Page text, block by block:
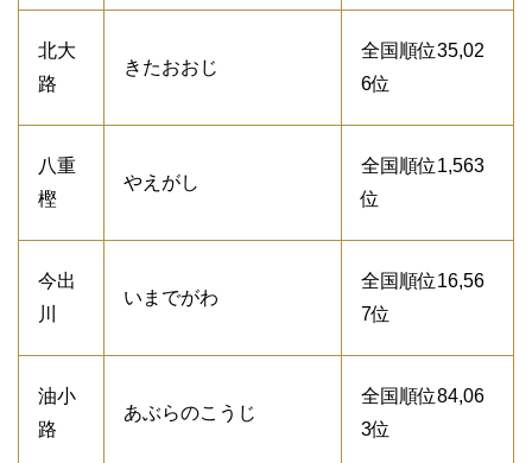
北大
路
きたおおじ
全国順位35,02
6位
八重
樫
やえがし
全国順位1,563
位
今出
川
いまでがわ
全国順位16,56
7位
油小
路
あぶらのこうじ
全国順位84,06
3位